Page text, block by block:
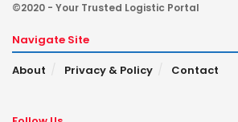
©2020 - Your Trusted Logistic Portal
Navigate Site
About
Privacy & Policy Contact